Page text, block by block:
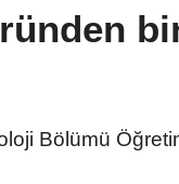
Bölümü